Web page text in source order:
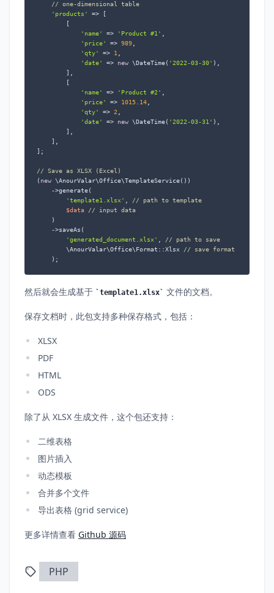
// one-dimensional table
'products'
=> [
'name'
=> 'Product #1' ,
'price'
=> 989,
'qty'
=> 1,
'date'
=> new \DateTime( '2022-03-30' ),
        ],
'name'
=> 'Product #2' ,
'price'
=> 1015.14,
'qty'
=> 2,
'date'
=> new \DateTime( '2022-03-31' ),
        ],
    ],
];
// Save as XLSX (Excel)
( new \AnourValar\Office\TemplateService())
    ->generate(
'template1.xlsx' ,
// path to template
$data
// input data
    )
    ->saveAs(
'generated_document.xlsx' ,
// path to save
        \AnourValar\Office\Format::Xlsx
// save format
    );
然后就会生成基于 template1.xlsx 文件的文档。
保存文档时，此包支持多种保存格式，包括：
XLSX
PDF
HTML
ODS
除了从 XLSX 生成文件，这个包还支持：
二维表格
图片插入
动态模板
合并多个文件
导出表格 (grid service)
更多详情查看 Github 源码
PHP